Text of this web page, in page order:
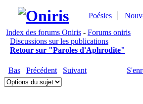
Poésies
Index des forums Oniris - Forums oniris
Discussions sur les publications
Retour sur "Paroles d'Aphrodite"
Bas Précédent Suivant